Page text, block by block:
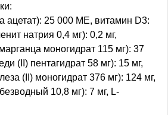
ацетат): 25 000 МЕ, витамин D3:
натрия 0,4 мг): 0,2 мг,
моногидрат 115 мг): 37
(II) пентагидрат 58 мг): 15 мг,
(II) моногидрат 376 мг): 124 мг,
10,8 мг): 7 мг, L-